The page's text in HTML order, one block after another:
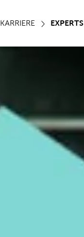
KARRIERE EXPERTS